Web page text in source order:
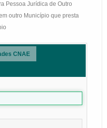
Pessoa Jurídica de Outro
outro Município que presta
CNAE